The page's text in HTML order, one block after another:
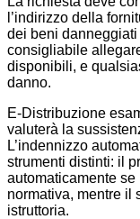
l’indirizzo della
dei beni
consigliabile
disponibili, e
danno.
E-Distribuzione
valuterà la
L’indennizzo
strumenti distinti: il
automaticamente
normativa, mentre il
istruttoria.